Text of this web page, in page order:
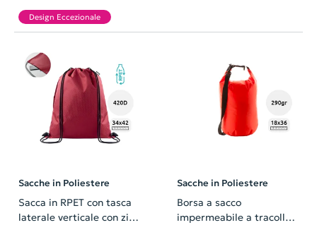
Design Eccezionale
Sacche in Poliestere
Sacca in RPET con tasca
laterale verticale con zip
Sacche in Poliestere
Borsa a sacco
impermeabile a tracolla